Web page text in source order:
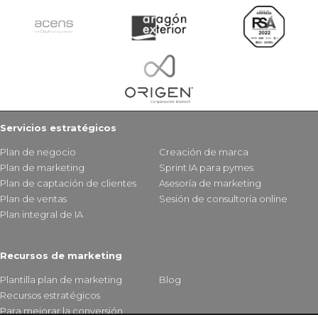
Servicios estratégicos
Plan de negocio
Plan de marketing
Plan de captación de clientes
Plan de ventas
Plan integral de IA
Creación de marca
Sprint IA para pymes
Asesoría de marketing
Sesión de consultoría online
Recursos de marketing
Plantilla plan de marketing
Recursos estratégicos
Para mejorar la conversión
Blog